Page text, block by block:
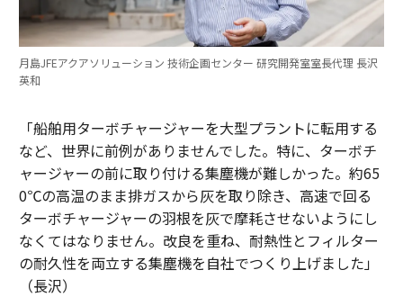
月島JFEアクアソリューション 技術企画センター 研究開発室室長代理 長沢
英和
「船舶用ターボチャージャーを大型プラントに転用する
など、世界に前例がありませんでした。特に、ターボチ
ャージャーの前に取り付ける集塵機が難しかった。約65
0℃の高温のまま排ガスから灰を取り除き、高速で回る
ターボチャージャーの羽根を灰で摩耗させないようにし
なくてはなりません。改良を重ね、耐熱性とフィルター
の耐久性を両立する集塵機を自社でつくり上げました」
（長沢）